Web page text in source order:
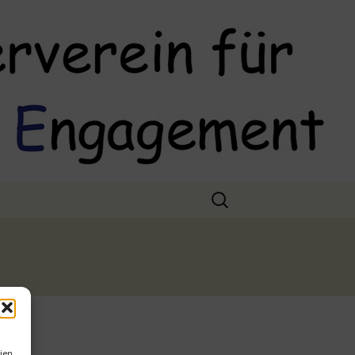
Suchen
nach: